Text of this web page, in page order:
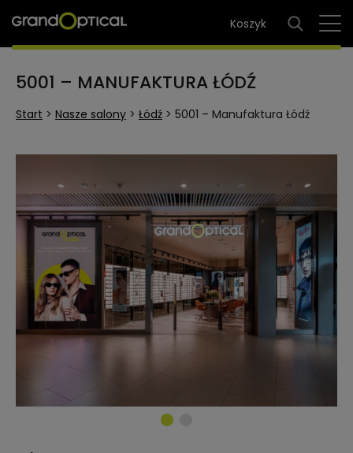
5001 – MANUFAKTURA ŁÓDŹ
Start > Nasze salony > Łódź > 5001 – Manufaktura Łódź